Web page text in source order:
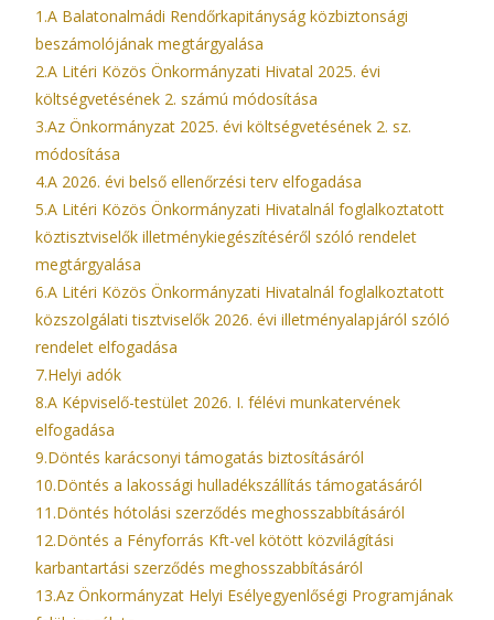
1.A Balatonalmádi Rendőrkapitányság közbiztonsági
beszámolójának megtárgyalása
2.A Litéri Közös Önkormányzati Hivatal 2025. évi
költségvetésének 2. számú módosítása
3.Az Önkormányzat 2025. évi költségvetésének 2. sz.
módosítása
4.A 2026. évi belső ellenőrzési terv elfogadása
5.A Litéri Közös Önkormányzati Hivatalnál foglalkoztatott
köztisztviselők illetménykiegészítéséről szóló rendelet
megtárgyalása
6.A Litéri Közös Önkormányzati Hivatalnál foglalkoztatott
közszolgálati tisztviselők 2026. évi illetményalapjáról szóló
rendelet elfogadása
7.Helyi adók
8.A Képviselő-testület 2026. I. félévi munkatervének
elfogadása
9.Döntés karácsonyi támogatás biztosításáról
10.Döntés a lakossági hulladékszállítás támogatásáról
11.Döntés hótolási szerződés meghosszabbításáról
12.Döntés a Fényforrás Kft-vel kötött közvilágítási
karbantartási szerződés meghosszabbításáról
13.Az Önkormányzat Helyi Esélyegyenlőségi Programjának